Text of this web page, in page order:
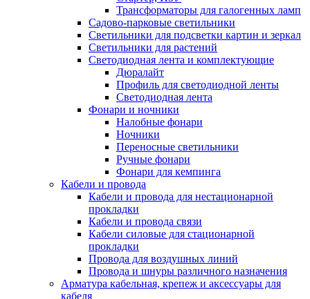
Трансформаторы для галогенных ламп
Садово-парковые светильники
Светильники для подсветки картин и зеркал
Светильники для растений
Светодиодная лента и комплектующие
Дюралайт
Профиль для светодиодной ленты
Светодиодная лента
Фонари и ночники
Налобные фонари
Ночники
Переносные светильники
Ручные фонари
Фонари для кемпинга
Кабели и провода
Кабели и провода для нестационарной
прокладки
Кабели и провода связи
Кабели силовые для стационарной
прокладки
Провода для воздушных линий
Провода и шнуры различного назначения
Арматура кабельная, крепеж и аксессуары для
кабеля